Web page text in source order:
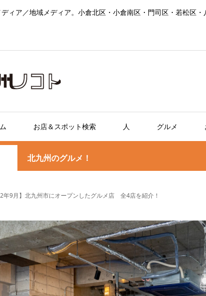
ィア／地域メディア。小倉北区・小倉南区・門司区・若松区
お店＆スポット検索 人 グルメ
北九州のグルメ！
年9月】北九州市にオープンしたグルメ店 全4店を紹介！